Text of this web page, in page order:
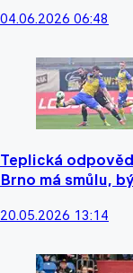
04.06.2026 06:48
Teplická
Brno má smůlu,
20.05.2026 13:14